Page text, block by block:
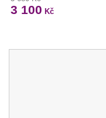
3 100 Kč